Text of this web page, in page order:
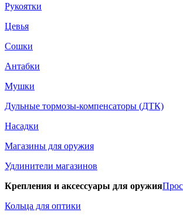
Рукоятки
Цевья
Сошки
Антабки
Мушки
Дульные тормозы-компенсаторы (ДТК)
Насадки
Магазины для оружия
Удлинители магазинов
Крепления и аксессуары для оружия
Кольца для оптики